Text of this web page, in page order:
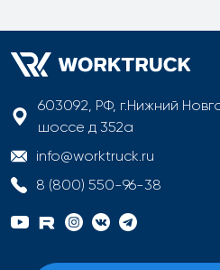
603092, РФ, г.Нижний
шоссе д 352а
info@worktruck.ru
8 (800) 550-96-38